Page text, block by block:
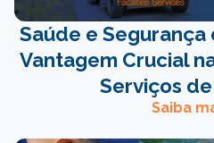
Saúde e Segurança
Vantagem Crucial
Serviços
Saiba